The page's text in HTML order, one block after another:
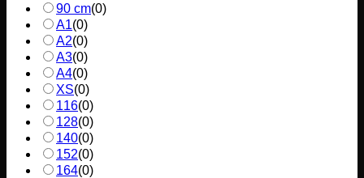
90 cm(0)
A1(0)
A2(0)
A3(0)
A4(0)
XS(0)
116(0)
128(0)
140(0)
152(0)
164(0)